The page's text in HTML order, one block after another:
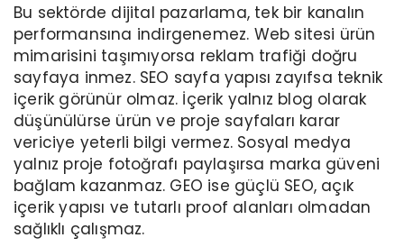
Bu sektörde dijital pazarlama, tek bir kanalın
performansına indirgenemez. Web sitesi ürün
mimarisini taşımıyorsa reklam trafiği doğru
sayfaya inmez. SEO sayfa yapısı zayıfsa teknik
içerik görünür olmaz. İçerik yalnız blog olarak
düşünülürse ürün ve proje sayfaları karar
vericiye yeterli bilgi vermez. Sosyal medya
yalnız proje fotoğrafı paylaşırsa marka güveni
bağlam kazanmaz. GEO ise güçlü SEO, açık
içerik yapısı ve tutarlı proof alanları olmadan
sağlıklı çalışmaz.